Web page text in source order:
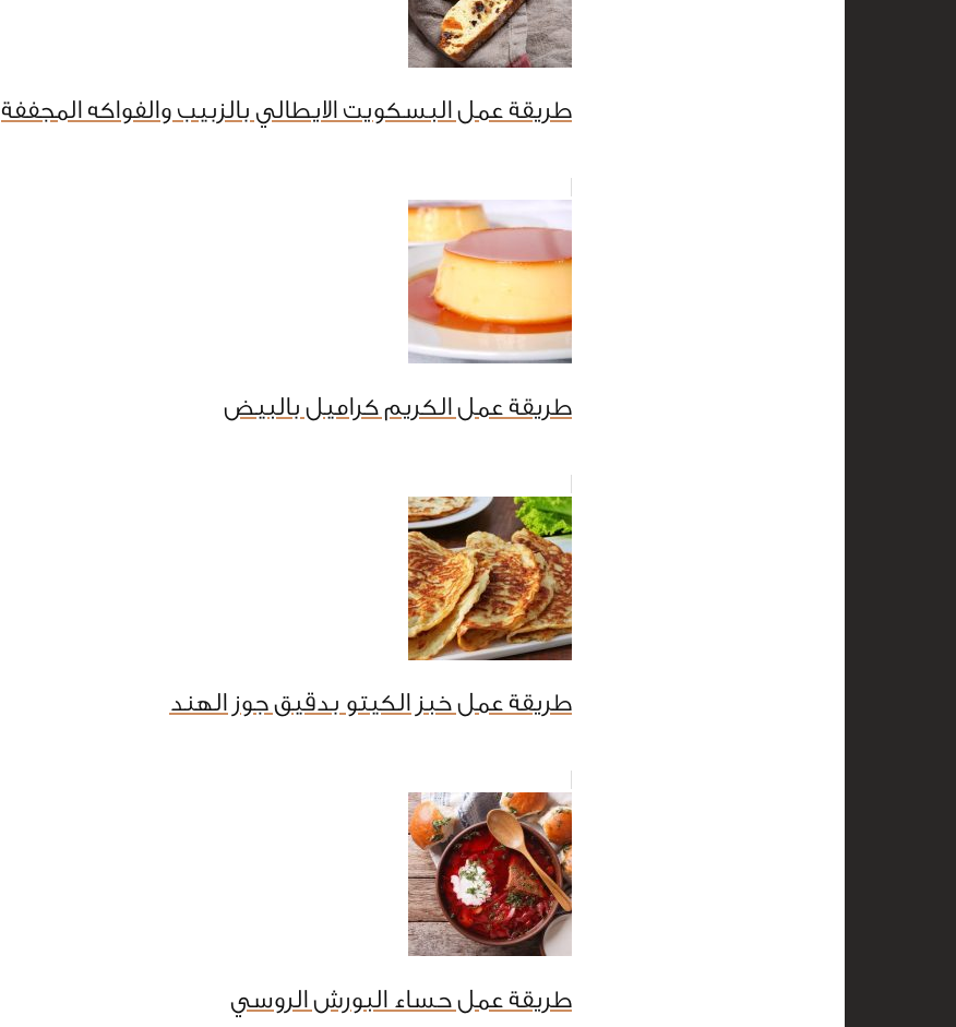
طريقة عمل البسكويت الايطالي بالزبيب والفواكه المجففة
طريقة عمل الكريم كراميل بالبيض
طريقة عمل خبز الكيتو بدقيق جوز الهند
طريقة عمل حساء البورش الروسي